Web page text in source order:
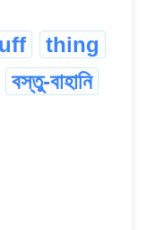
thing
বস্তু-বাহানি